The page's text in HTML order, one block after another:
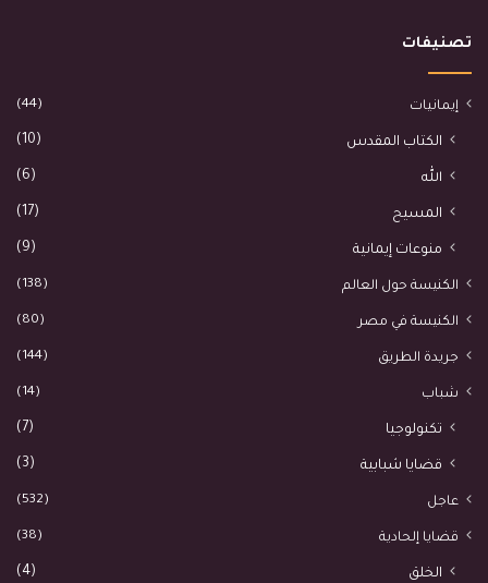
تصنيفات
إيمانيات (44)
الكتاب المقدس (10)
الله (6)
المسيح (17)
منوعات إيمانية (9)
الكنيسة حول العالم (138)
الكنيسة في مصر (80)
جريدة الطريق (144)
شباب (14)
تكنولوجيا (7)
قضايا شبابية (3)
عاجل (532)
قضايا إلحادية (38)
الخلق (4)